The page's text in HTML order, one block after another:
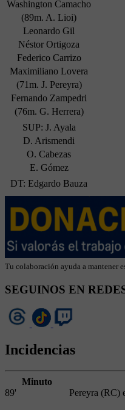
Washington Camacho
(89m. A. Lioi)
Leonardo Gil
Néstor Ortigoza
Federico Carrizo
Maximiliano Lovera
(71m. J. Pereyra)
Fernando Zampedri
(76m. G. Herrera)
SUP: J. Ayala
D. Arismendi
O. Cabezas
E. Gómez
DT: Edgardo Bauza
Tu colaboración ayuda a mantener
SEGUINOS EN
Incidencias
Minuto
89'
Pereyra (RC)